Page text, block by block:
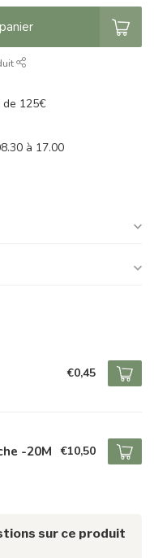
de 125€
à 17.00
€0,45
-20M €10,50
sur ce produit